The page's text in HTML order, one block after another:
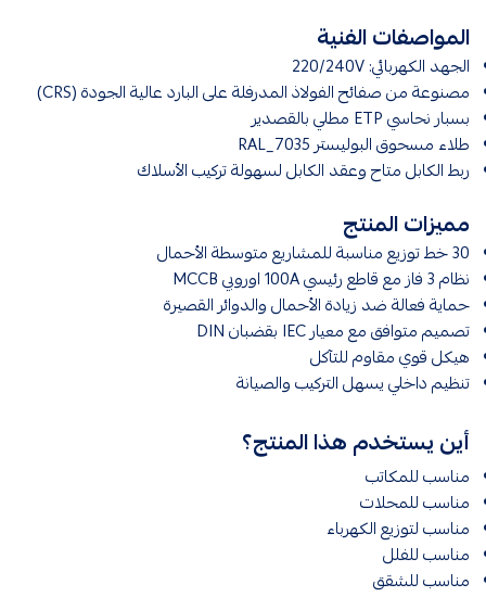
المواصفات الفنية
الجهد الكهربائي: 220/240V
مصنوعة من صفائح الفولاذ المدرفلة على البارد عالية الجودة (CRS)
بسبار نحاسي ETP مطلي بالقصدير
طلاء مسحوق البوليستر RAL_7035
ربط الكابل متاح وعقد الكابل لسهولة تركيب الأسلاك
مميزات المنتج
30 خط توزيع مناسبة للمشاريع متوسطة الأحمال
نظام 3 فاز مع قاطع رئيسي 100A اوروبي MCCB
حماية فعالة ضد زيادة الأحمال والدوائر القصيرة
تصميم متوافق مع معيار IEC بقضبان DIN
هيكل قوي مقاوم للتآكل
تنظيم داخلي يسهل التركيب والصيانة
أين يستخدم هذا المنتج؟
مناسب للمكاتب
مناسب للمحلات
مناسب لتوزيع الكهرباء
مناسب للفلل
مناسب للشقق